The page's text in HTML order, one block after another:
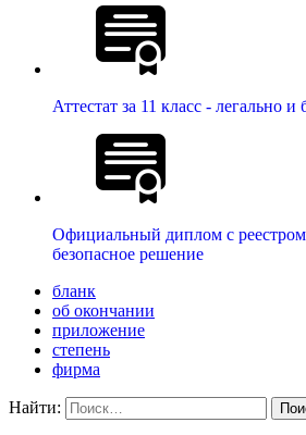
Аттестат за 11 класс - легально и
Официальный диплом с
безопасное решение
бланк
об окончании
приложение
степень
фирма
Найти: